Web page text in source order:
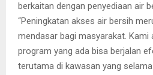
berkaitan dengan penyediaan air
“Peningkatan akses air bersih
mendasar bagi masyarakat.
program yang ada bisa berjalan
terutama di kawasan yang